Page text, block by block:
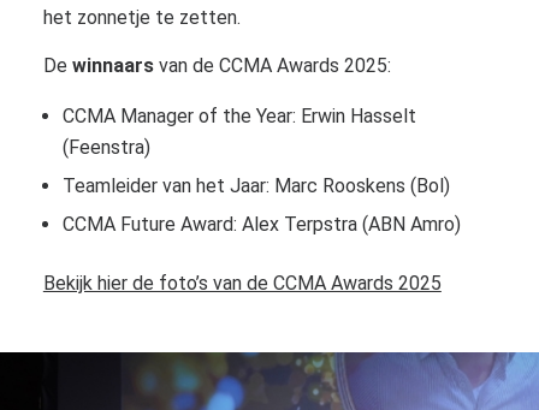
het zonnetje te zetten.
De winnaarsvan de CCMA Awards 2025:
CCMA Manager of the Year: Erwin Hasselt
(Feenstra)
Teamleider van het Jaar: Marc Rooskens (Bol)
CCMA Future Award: Alex Terpstra (ABN Amro)
Bekijk hier de foto’s van de CCMA Awards 2025